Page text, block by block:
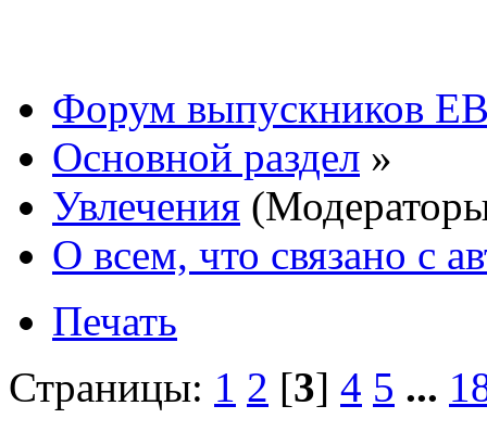
Форум выпускников
Основной раздел »
Увлечения
О всем, что связано с
Печать
Страницы: 1 2 [3] 4 5 ...